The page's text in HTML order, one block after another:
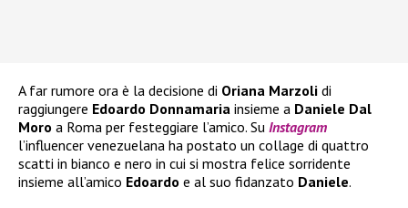
A far rumore ora è la decisione di Oriana Marzoli di
raggiungere Edoardo Donnamaria insieme a Daniele Dal
Moro a Roma per festeggiare l’amico. Su Instagram
l’influencer venezuelana ha postato un collage di quattro
scatti in bianco e nero in cui si mostra felice sorridente
insieme all’amico Edoardo e al suo fidanzato Daniele.